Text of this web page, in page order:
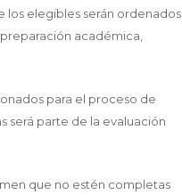
los elegibles serán ordenados
académica,
para el proceso de
será parte de la evaluación
que no estén completas